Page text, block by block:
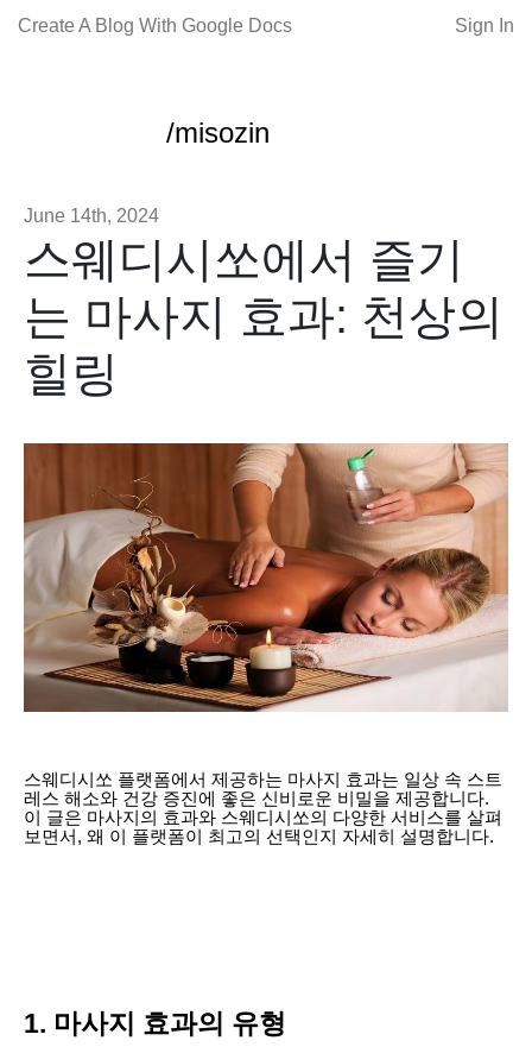
Create A Blog With Google Docs Sign In
/misozin
June 14th, 2024
스웨디시쏘에서 즐기
는 마사지 효과: 천상의
힐링
스웨디시쏘 플랫폼에서 제공하는 마사지 효과는 일상 속 스트
레스 해소와 건강 증진에 좋은 신비로운 비밀을 제공합니다.
이 글은 마사지의 효과와 스웨디시쏘의 다양한 서비스를 살펴
보면서, 왜 이 플랫폼이 최고의 선택인지 자세히 설명합니다.
1. 마사지 효과의 유형